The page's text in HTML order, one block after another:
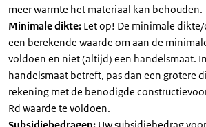
meer warmte het materiaal kan behouden.
Minimale dikte: Let op! De minimale
een berekende waarde om aan de
voldoen en niet (altijd) een handelsmaat.
handelsmaat betreft, pas dan een grotere
rekening met de benodigde
Rd waarde te voldoen.